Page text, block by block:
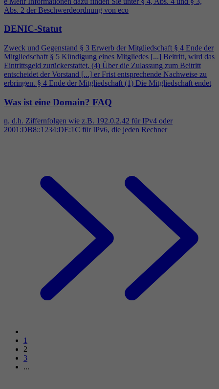
Abs. 2 der Beschwerdeordnung von eco
DENIC-Statut
Zweck und Gegenstand § 3 Erwerb der Mitgliedschaft § 4 Ende der
Mitgliedschaft § 5 Kündigung eines Mitgliedes [...] Beitritt, wird das
Eintrittsgeld zurückerstattet. (4) Über die Zulassung zum Beitritt
entscheidet der Vorstand [...] er Frist entsprechende Nachweise zu
erbringen. § 4 Ende der Mitgliedschaft (1) Die Mitgliedschaft endet
Was ist eine Domain? FAQ
n, d.h. Ziffernfolgen wie z.B. 192.0.2.42 für IPv4 oder
2001:DB8::1234:DE:1C für IPv6, die jeden Rechner
1
2
3
...